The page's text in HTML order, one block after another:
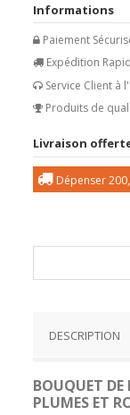
Informations
Paiement
Expédition
Service Client à
Produits de
Livraison
Dépenser
DESCRIPTION
BOUQUET DE
PLUMES ET